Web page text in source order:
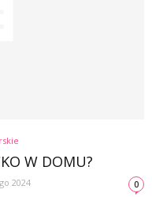
W DOMU?
2024 0